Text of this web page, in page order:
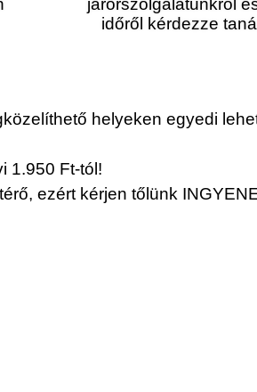
járőrszolgálatunkról
időről kérdezze
helyeken egyedi
1.950 Ft-tól!
ezért kérjen tőlünk